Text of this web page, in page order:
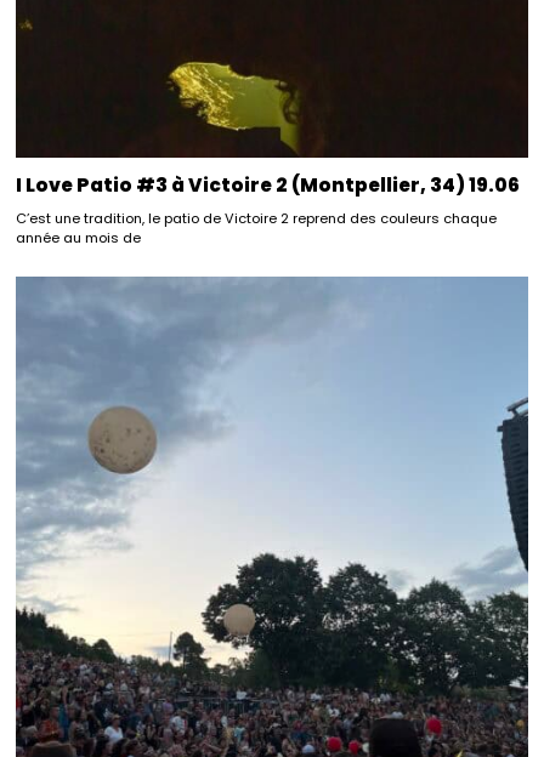
I Love Patio #3 à Victoire 2 (Montpellier, 34) 19.06
C’est une tradition, le patio de Victoire 2 reprend des couleurs chaque
année au mois de